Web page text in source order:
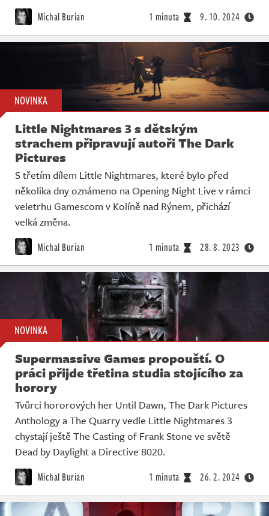
Michal Burian 1 minuta 9. 10. 2024
NOVINKA
Little Nightmares 3 s dětským
strachem připravují autoři The Dark
Pictures
S třetím dílem Little Nightmares, které bylo před
několika dny oznámeno na Opening Night Live v rámci
veletrhu Gamescom v Kolíně nad Rýnem, přichází
velká změna.
Michal Burian 1 minuta 28. 8. 2023
NOVINKA
Supermassive Games propouští. O
práci přijde třetina studia stojícího za
horory
Tvůrci hororových her Until Dawn, The Dark Pictures
Anthology a The Quarry vedle Little Nightmares 3
chystají ještě The Casting of Frank Stone ve světě
Dead by Daylight a Directive 8020.
Michal Burian 1 minuta 26. 2. 2024